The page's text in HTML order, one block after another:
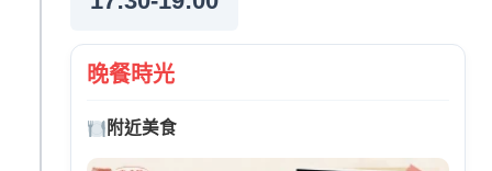
晚餐時光
附近美食